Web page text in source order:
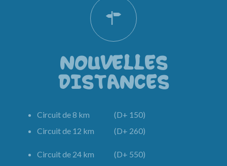
NOUVELLES
DISTANCES
Circuit de 8 km (D+ 150)
Circuit de 12 km (D+ 260)
Circuit de 24 km (D+ 550)